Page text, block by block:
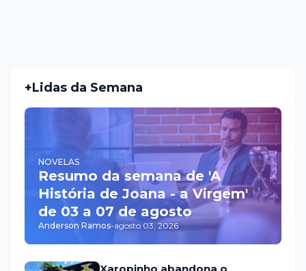
+Lidas da Semana
NOVELAS
Resumo da semana de 'A
História de Joana - a Virgem'
de 03 a 07 de agosto
Anderson Ramos-agosto 03, 2026